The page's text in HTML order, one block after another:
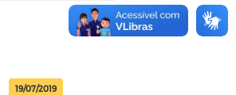
19/07/2019